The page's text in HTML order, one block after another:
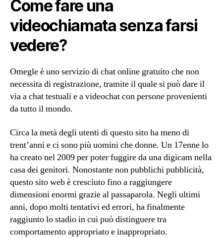
Come fare una
videochiamata senza farsi
vedere?
Omegle è uno servizio di chat online gratuito che non
necessita di registrazione, tramite il quale si può dare il
via a chat testuali e a videochat con persone provenienti
da tutto il mondo.
Circa la metà degli utenti di questo sito ha meno di
trent’anni e ci sono più uomini che donne. Un 17enne lo
ha creato nel 2009 per poter fuggire da una digicam nella
casa dei genitori. Nonostante non pubblichi pubblicità,
questo sito web è cresciuto fino a raggiungere
dimensioni enormi grazie al passaparola. Negli ultimi
anni, dopo molti tentativi ed errori, ha finalmente
raggiunto lo stadio in cui può distinguere tra
comportamento appropriato e inappropriato.